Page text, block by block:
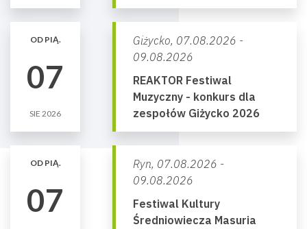
OD PIĄ.
07
SIE 2026
Giżycko, 07.08.2026 -
09.08.2026
REAKTOR Festiwal
Muzyczny - konkurs dla
zespołów Giżycko 2026
OD PIĄ.
07
Ryn, 07.08.2026 -
09.08.2026
Festiwal Kultury
Średniowiecza Masuria